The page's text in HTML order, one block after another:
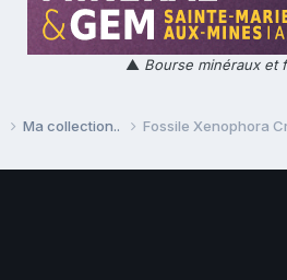
▲ Bourse minéraux et
Ma collection.. Fossile Xenophora